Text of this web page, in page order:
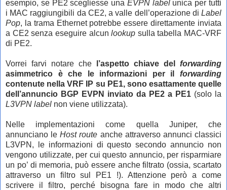
esempio, se PE2 scegliesse una EVPN labelunica per tutti
i MAC raggiungibili da CE2, a valle dell’operazione di Label
Pop, la trama Ethernet potrebbe essere direttamente inviata
a CE2 senza eseguire alcunlookup sulla tabella MAC-VRF
di PE2.
Vorrei farvi notare che l’aspetto chiave del forwarding
asimmetrico è che le informazioni per il forwarding
contenute nella VRF IP su PE1, sono esattamente quelle
dell’annuncio BGP EVPN inviato da PE2 a PE1 (solo la
L3VPN label non viene utilizzata).
Nelle implementazioni come quella Juniper, che
annunciano leHost route anche attraverso annunci classici
L3VPN, le informazioni di questo secondo annuncio non
vengono utilizzate, per cui questo annuncio, per risparmiare
un po’ di memoria, può essere anche filtrato (ossia, scartato
attraverso un filtro sul PE1 !). Attenzione però a come
scrivere il filtro, perché bisogna fare in modo che altri